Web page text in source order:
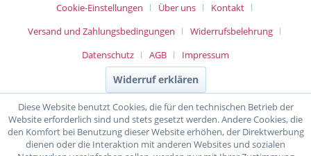
Cookie-Einstellungen
Über uns
Kontakt
Versand und Zahlungsbedingungen
Widerrufsbelehrung
Datenschutz
AGB Impressum
Widerruf erklären
Diese Website benutzt Cookies, die für den technischen Betrieb der
Website erforderlich sind und stets gesetzt werden. Andere Cookies, die
den Komfort bei Benutzung dieser Website erhöhen, der Direktwerbung
dienen oder die Interaktion mit anderen Websites und sozialen